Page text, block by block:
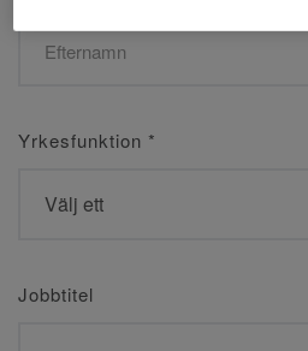
Yrkesfunktion *
Jobbtitel